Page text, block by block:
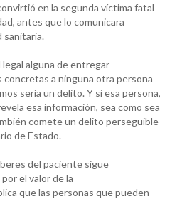
en la segunda víctima fatal
antes que lo comunicara
sanitaria.
alguna de entregar
concretas a ninguna otra persona
sería un delito. Y si esa persona,
esa información, sea como sea
comete un delito perseguible
de Estado.
del paciente sigue
el valor de la
que las personas que pueden